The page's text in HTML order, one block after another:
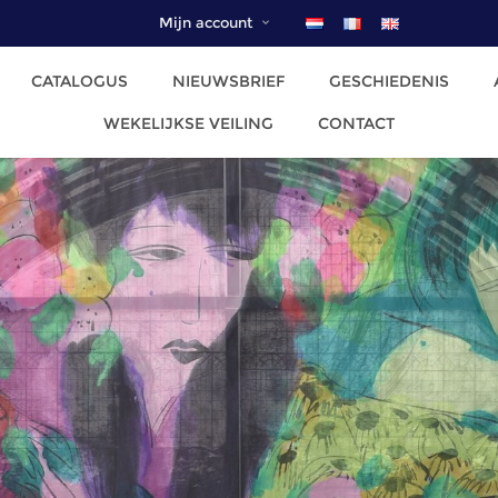
Mijn account
CATALOGUS NIEUWSBRIEF GESCHIEDENIS
WEKELIJKSE VEILING CONTACT